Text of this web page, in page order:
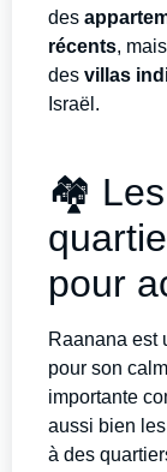
des
récents,
des villas
Israël.
🏘️ Les
pour
Raanana est
pour son
importante
aussi bien
à des